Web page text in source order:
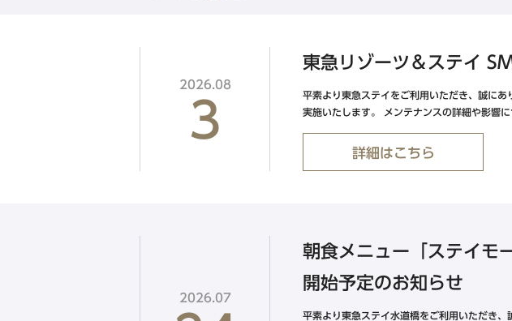
新規会員登録
東急ステイ水道橋
東急ステイ門前仲
東急ステイ金沢
2026.08
3
東急リゾーツ＆ステイ
平素より東急ステイをご利用いただき、誠に
実施いたします。 メンテナンスの詳細や影響
詳細はこちら
2026.07
朝食メニュー「ステイモ
開始予定のお知らせ
平素より東急ステイ水道橋をご利用いただき